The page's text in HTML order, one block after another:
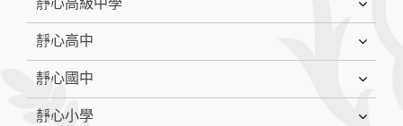
靜心高中
靜心國中
靜心小學